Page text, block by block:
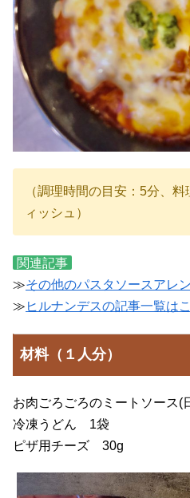
（調理時間の目安：5分、
ィッシュ）
関連記事
≫その他のパスタソースアレ
≫ ヒルナンデスの記事一覧は
材料（１人分）
お肉ごろごろのミートソース(
冷凍うどん 1袋
ピザ用チーズ 30g